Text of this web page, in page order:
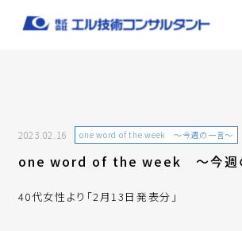
2023.02.16 one word of the week ～今週の一言～
one word of the week ～今週
40代女性より「2月13日発表分」